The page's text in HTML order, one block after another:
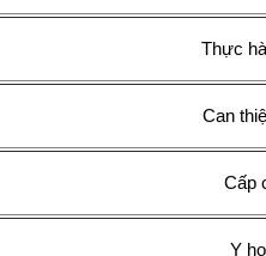
Thực
Can
Cấp
Y